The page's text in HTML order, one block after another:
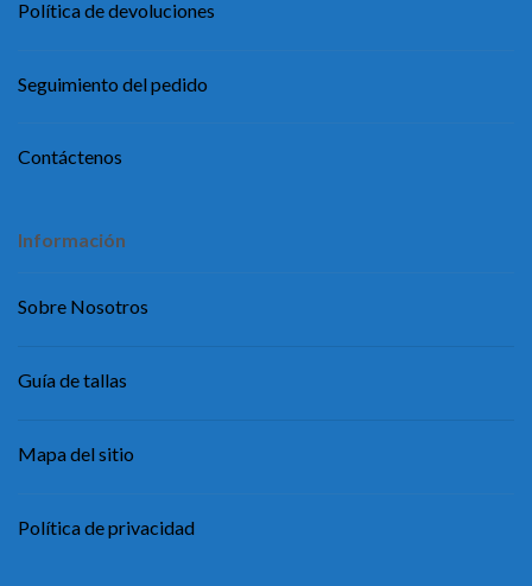
Política de devoluciones
Seguimiento del pedido
Contáctenos
Información
Sobre Nosotros
Guía de tallas
Mapa del sitio
Política de privacidad